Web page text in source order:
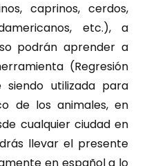
caprinos, cerdos,
etc.), a
podrán aprender a
(Regresión
utilizada para
de los animales, en
cualquier ciudad en
llevar el presente